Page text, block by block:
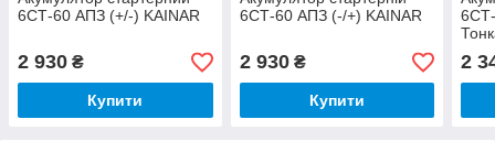
6СТ-60 АПЗ (+/-) KAINAR
2 930 ₴
Купити
6СТ-60 АПЗ (-/+) KAINAR
2 930₴
Купити
2